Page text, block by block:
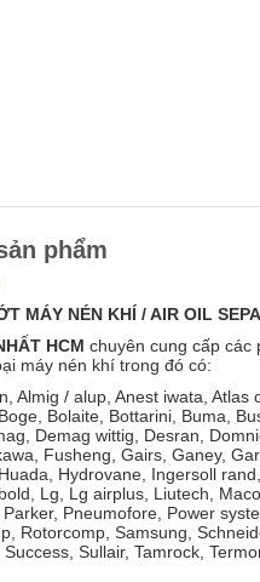
phẩm
MÁY NÉN KHÍ / AIR OIL
HCM chuyên cung cấp
máy nén khí trong đó có:
Almig / alup, Anest iwata,
Bolaite, Bottarini, Buma,
Demag wittig, Desran,
Fusheng, Gairs, Ganey,
Hydrovane, Ingersoll
Lg, Lg airplus, Liutech,
Pneumofore, Power
Rotorcomp, Samsung,
Sullair, Tamrock,